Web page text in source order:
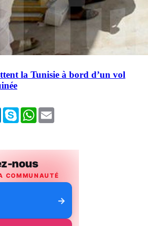
la Tunisie à bord d’un vol
LinkedInSkype WhatsApp